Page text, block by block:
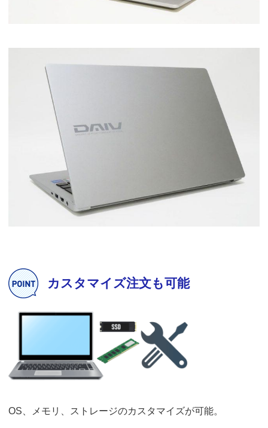
カスタマイズ注文も可能
OS、メモリ、ストレージのカスタマイズが可能。